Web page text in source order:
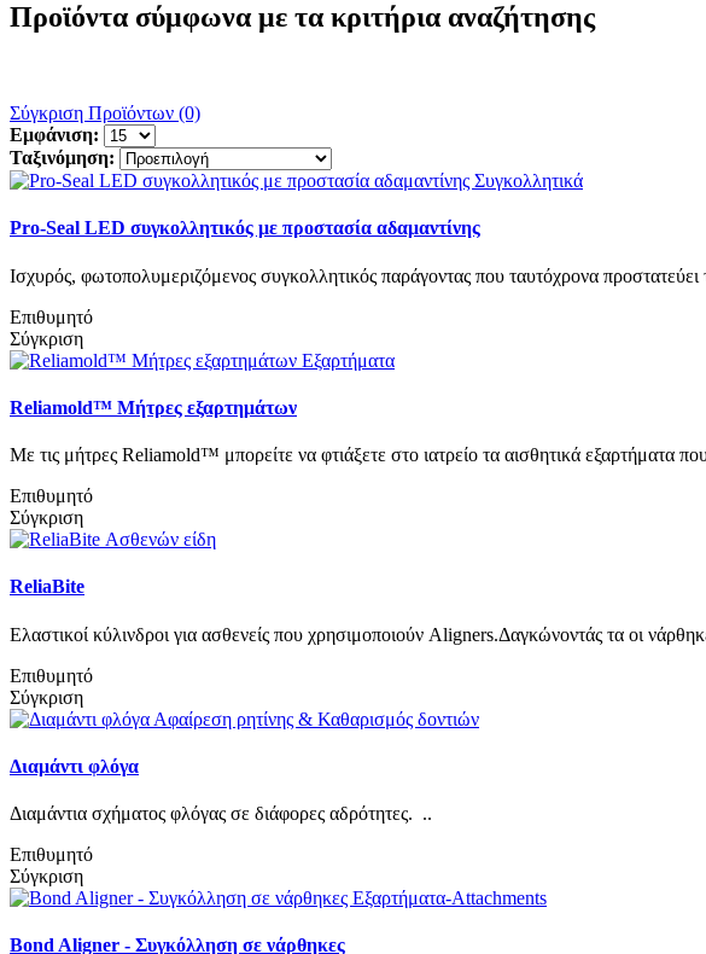
Προϊόντα σύμφωνα με τα κριτήρια αναζήτησης
Σύγκριση Προϊόντων (0)
Εμφάνιση:
Ταξινόμηση:
Pro-Seal LED συγκολλητικός με προστασία αδαμαντίνης
Ισχυρός, φωτοπολυμεριζόμενος συγκολλητικός παράγοντας που ταυτόχρονα προστατεύει
Επιθυμητό
Σύγκριση
Reliamold™ Μήτρες εξαρτημάτων
Με τις μήτρες Reliamold™ μπορείτε να φτιάξετε στο ιατρείο τα αισθητικά εξαρτήματα
Επιθυμητό
Σύγκριση
ReliaBite
Ελαστικοί κύλινδροι για ασθενείς που χρησιμοποιούν Aligners.Δαγκώνοντάς τα οι
Επιθυμητό
Σύγκριση
Διαμάντι φλόγα
Διαμάντια σχήματος φλόγας σε διάφορες αδρότητες. ..
Επιθυμητό
Σύγκριση
Bond Aligner - Συγκόλληση σε νάρθηκες